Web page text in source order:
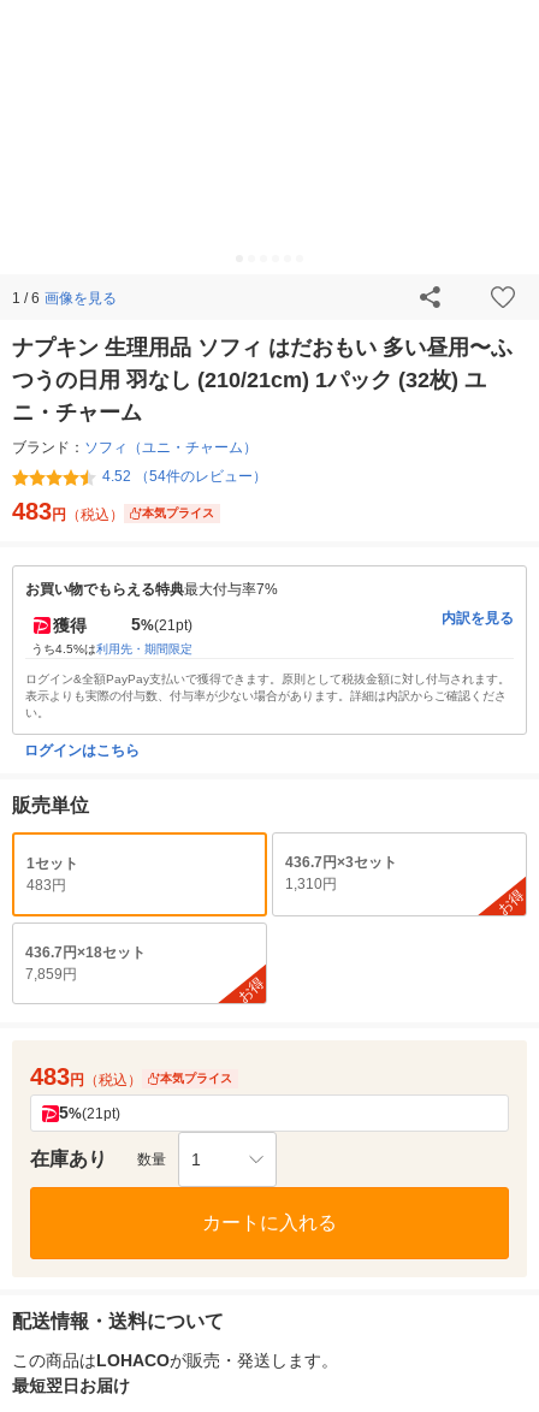
1 / 6 画像を見る
ナプキン 生理用品 ソフィ はだおもい 多い昼用〜ふ
つうの日用 羽なし (210/21cm) 1パック (32枚) ユ
ニ・チャーム
ブランド： ソフィ（ユニ・チャーム）
4.52 （54件のレビュー）
483円 （税込） 本気プライス
お買い物でもらえる特典最大付与率7%
獲得 5%(21pt)
うち4.5%は利用先・期間限定
内訳を見る
ログイン&全額PayPay支払いで獲得できます。原則として税抜金額に対し付与されます。
表示よりも実際の付与数、付与率が少ない場合があります。詳細は内訳からご確認くださ
い。
ログインはこちら
販売単位
1セット
483円
436.7円×3セット
1,310円
お得
436.7円×18セット
7,859円
お得
483円 （税込） 本気プライス
5%(21pt)
在庫あり 数量 1
カートに入れる
配送情報・送料について
この商品はLOHACOが販売・発送します。
最短翌日お届け